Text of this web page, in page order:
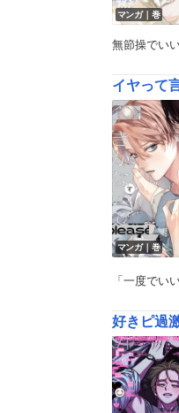
マンガ｜巻
無節操でい
イヤって
マンガ｜巻
「一度で
好きピ過